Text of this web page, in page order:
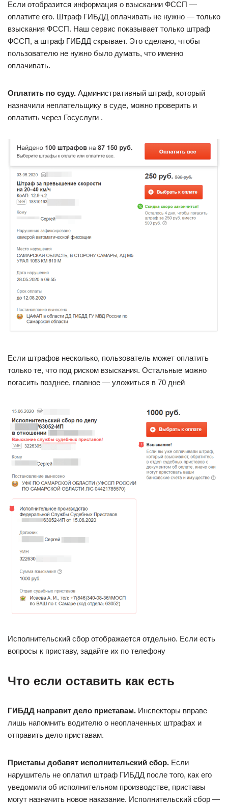
Если отобразится информация о взыскании ФССП —
оплатите его. Штраф ГИБДД оплачивать не нужно — только
взыскания ФССП. Наш сервис показывает только штраф
ФССП, а штраф ГИБДД скрывает. Это сделано, чтобы
пользователю не нужно было думать, что именно
оплачивать.
Оплатить по суду. Административный штраф, который
назначили неплательщику в суде, можно проверить и
оплатить через Госуслуги .
Если штрафов несколько, пользователь может оплатить
только те, что под риском взыскания. Остальные можно
погасить позднее, главное — уложиться в 70 дней
Исполнительский сбор отображается отдельно. Если есть
вопросы к приставу, задайте их по телефону
Что если оставить как есть
ГИБДД направит дело приставам. Инспекторы вправе
лишь напомнить водителю о неоплаченных штрафах и
отправить дело приставам.
Приставы добавят исполнительский сбор. Если
нарушитель не оплатил штраф ГИБДД после того, как его
уведомили об исполнительном производстве, приставы
могут назначить новое наказание. Исполнительский сбор —